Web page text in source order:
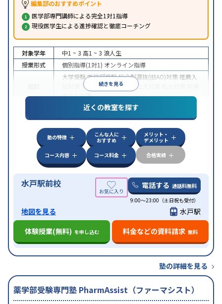
編集部のおすすめポイント
医学部専門講師による完全1対1指導
現役医学生による進捗確認と徹底コーチング
続きを見る
対象学年 中1 ~ 3 高1 ~ 3 浪人生
授業形式
個別指導(1対1) オンライン指導
大学受験医学部受験総合型選抜(旧AO)対策推薦入
学校別特化対策 国公立大対策
テスト対策
特徴
中高一貫校生に対応授業の振替可能
オンライン対応1科目から受講可能季節講習の
みの受講可
自習室あり
近くの教室を探す
塾の特徴
こんな人に
おすすめ
メリット・
デメリット
コース内容
コース料金 合格実績
水戸駅前校 電話する 通話料無料
9:00～23:00（土日祝も受付）
地図を見る
水戸駅
体験授業(無料) を申し込む 料金などの資料請求 無料
塾の詳細を見る
薬学部受験専門塾 PharmAssist（ファーマシスト）